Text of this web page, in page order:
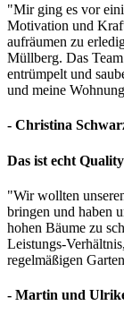
"Mir ging es vor
Motivation und
aufräumen zu
Müllberg. Das
entrümpelt und
und meine
- Christina
Das ist echt
"Wir wollten
bringen und haben
hohen Bäume zu
Leistungs-
regelmäßigen
- Martin und